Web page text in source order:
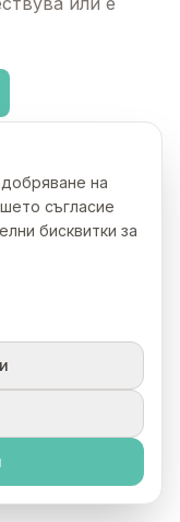
на
съгласие
бисквитки за